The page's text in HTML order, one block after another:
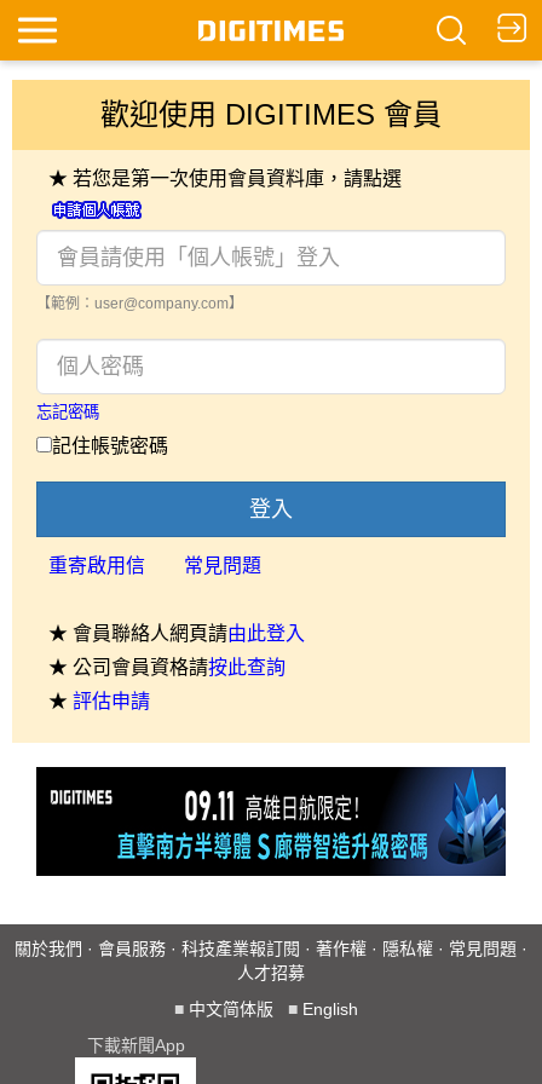
歡迎使用 DIGITIMES 會員
★ 若您是第一次使用會員資料庫，請點選
【範例：user@company.com】
忘記密碼
記住帳號密碼
登入
重寄啟用信 常見問題
★ 會員聯絡人網頁請由此登入
★ 公司會員資格請按此查詢
★ 評估申請
關於我們 · 會員服務 · 科技產業報訂閱 · 著作權 · 隱私權 · 常見問題 ·
人才招募
■ 中文简体版 ■ English
下載新聞App